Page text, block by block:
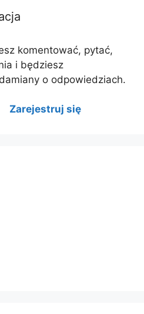
komentować, pytać,
i będziesz
o odpowiedziach.
Zarejestruj się